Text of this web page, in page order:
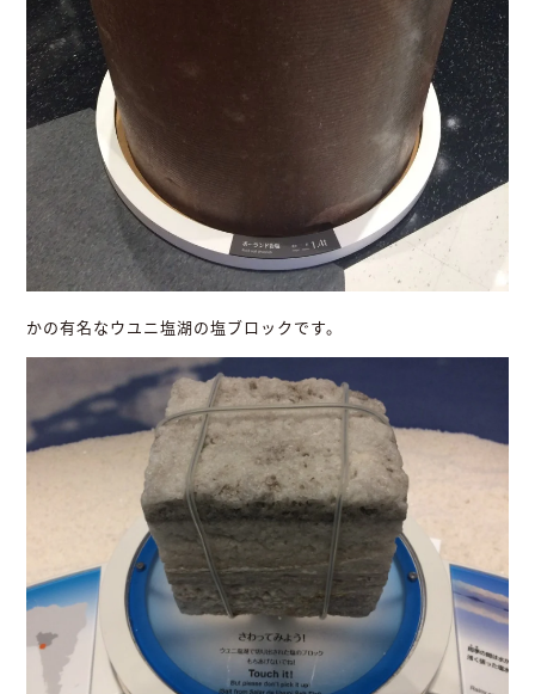
かの有名なウユニ塩湖の塩ブロックです。